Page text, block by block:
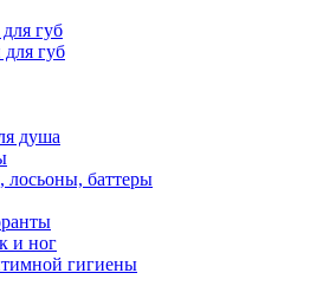
губ
для губ
душа
баттеры
и ног
гигиены